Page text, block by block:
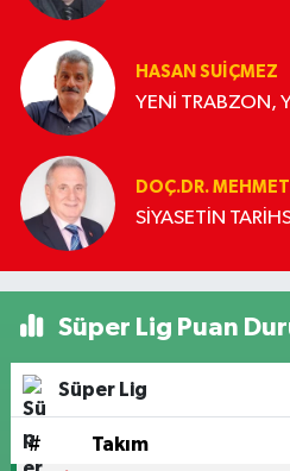
HASAN SUIÇMEZ
DOÇ.DR.
SİYASETİN
Süper Lig Puan
Süper Lig
# Takım